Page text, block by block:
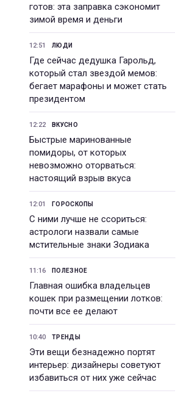
готов: эта заправка сэкономит
зимой время и деньги
12:51 ЛЮДИ
Где сейчас дедушка Гарольд,
который стал звездой мемов:
бегает марафоны и может стать
президентом
12:22 ВКУСНО
Быстрые маринованные
помидоры, от которых
невозможно оторваться:
настоящий взрыв вкуса
12:01 ГОРОСКОПЫ
С ними лучше не ссориться:
астрологи назвали самые
мстительные знаки Зодиака
11:16 ПОЛЕЗНОЕ
Главная ошибка владельцев
кошек при размещении лотков:
почти все ее делают
10:40 ТРЕНДЫ
Эти вещи безнадежно портят
интерьер: дизайнеры советуют
избавиться от них уже сейчас